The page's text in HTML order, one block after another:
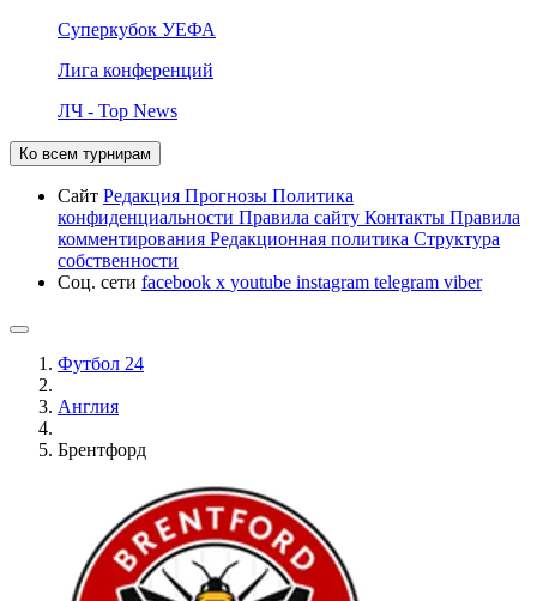
Суперкубок УЕФА
Лига конференций
ЛЧ - Top News
Ко всем турнирам
Сайт Редакция Прогнозы Политика
конфиденциальности Правила сайту Контакты Правила
комментирования Редакционная политика Структура
собственности
Соц. сети facebook x youtube instagram telegram viber
Футбол 24
Англия
Брентфорд